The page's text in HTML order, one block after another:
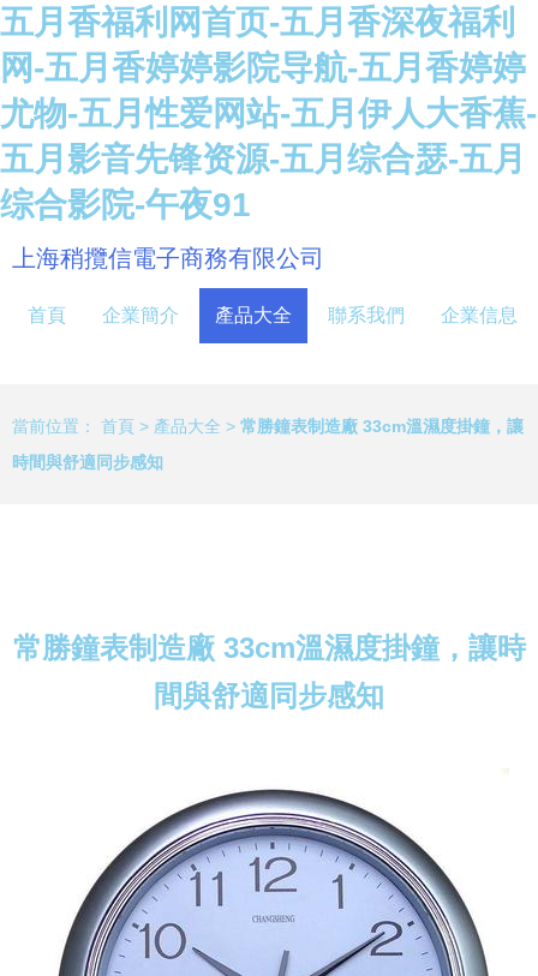
五月香福利网首页-五月香深夜福利
网-五月香婷婷影院导航-五月香婷婷
尤物-五月性爱网站-五月伊人大香蕉-
五月影音先锋资源-五月综合瑟-五月
综合影院-午夜91
上海稍攬信電子商務有限公司
首頁 企業簡介 產品大全 聯系我們 企業信息
當前位置： 首頁 > 產品大全 > 常勝鐘表制造廠 33cm溫濕度掛鐘，讓
時間與舒適同步感知
常勝鐘表制造廠 33cm溫濕度掛鐘，讓時
間與舒適同步感知